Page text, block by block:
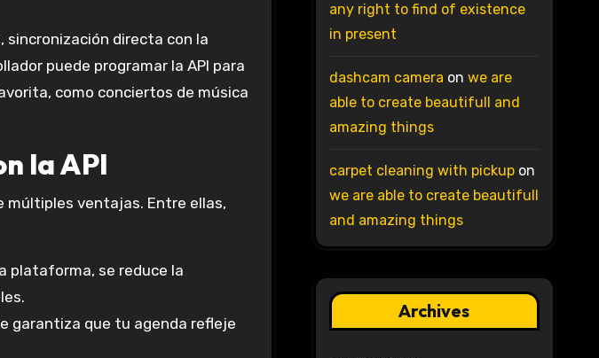
directa con la
puede programar la API para
como conciertos de música
la API
múltiples ventajas. Entre ellas,
plataforma, se reduce la
garantiza que tu agenda refleje
any right to find of existence
in present
dashcam camera on we are
able to create beautifull and
amazing things
carpet cleaning with pickupon
we are able to create beautifull
and amazing things
Archives